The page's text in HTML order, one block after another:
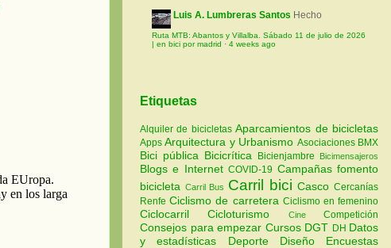
Luis A. Lumbreras Santos Hecho
Ruta MTB: Abantos y Villalba. Sábado 11 de julio de 2026
| en bici por madrid · 4 weeks ago
Etiquetas
Alquiler de bicicletasAparcamientos de bicicletas
AppsArquitectura y Urbanismo Asociaciones BMX
Bici pública Bicicrítica Bicienjambre Bicimensajeros
Blogs e InternetCOVID-19 Campañas fomento
bicicleta Carril Bus Carril biciCascoCercanías
RenfeCiclismo de carretera Ciclismo en femenino
CiclocarrilCicloturismo CineCompetición
Consejos para empezar Cursos DGT DH Datos
y estadísticas Deporte Diseño Encuestas